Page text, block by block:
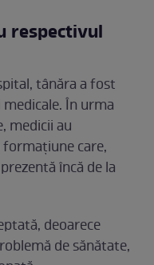
respectivul
tânăra a fost
În urma
medicii au
care,
încă de la
deoarece
de sănătate,